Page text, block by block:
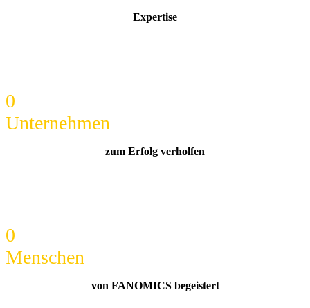
Expertise
0
Unternehmen
zum Erfolg verholfen
0
Menschen
von FANOMICS begeistert